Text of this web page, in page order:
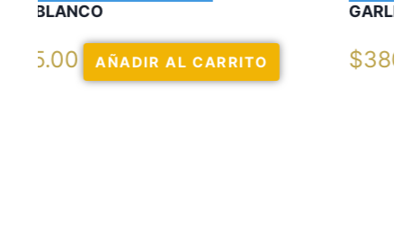
GARLIC OIL VERCELAGA
$ 380.00 AÑADIR AL CARRITO